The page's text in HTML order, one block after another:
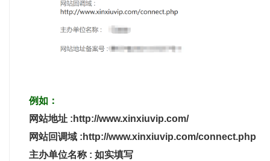
例如：
网站地址 : http://www.xinxiuvip.com/
网站回调域 : http://www.xinxiuvip.com/connect.php
主办单位名称 : 如实填写